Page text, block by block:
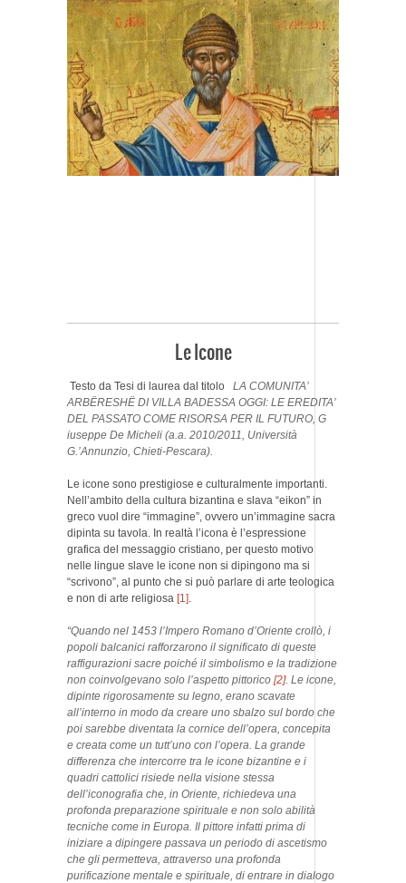
Le Icone
Testo da Tesi di laurea dal titolo LA COMUNITA’
ARBËRESHË DI VILLA BADESSA OGGI: LE EREDITA’
DEL PASSATO COME RISORSA PER IL FUTURO, G
iuseppe De Micheli (a.a. 2010/2011, Università
G.’Annunzio, Chieti-Pescara).
Le icone sono prestigiose e culturalmente importanti.
Nell’ambito della cultura bizantina e slava “eikon” in
greco vuol dire “immagine”, ovvero un’immagine sacra
dipinta su tavola. In realtà l’icona è l’espressione
grafica del messaggio cristiano, per questo motivo
nelle lingue slave le icone non si dipingono ma si
“scrivono”, al punto che si può parlare di arte teologica
e non di arte religiosa [1].
“Quando nel 1453 l’Impero Romano d’Oriente crollò, i
popoli balcanici rafforzarono il significato di queste
raffigurazioni sacre poiché il simbolismo e la tradizione
non coinvolgevano solo l’aspetto pittorico [2]. Le icone,
dipinte rigorosamente su legno, erano scavate
all’interno in modo da creare uno sbalzo sul bordo che
poi sarebbe diventata la cornice dell’opera, concepita
e creata come un tutt’uno con l’opera. La grande
differenza che intercorre tra le icone bizantine e i
quadri cattolici risiede nella visione stessa
dell’iconografia che, in Oriente, richiedeva una
profonda preparazione spirituale e non solo abilità
tecniche come in Europa. Il pittore infatti prima di
iniziare a dipingere passava un periodo di ascetismo
che gli permetteva, attraverso una profonda
purificazione mentale e spirituale, di entrare in dialogo